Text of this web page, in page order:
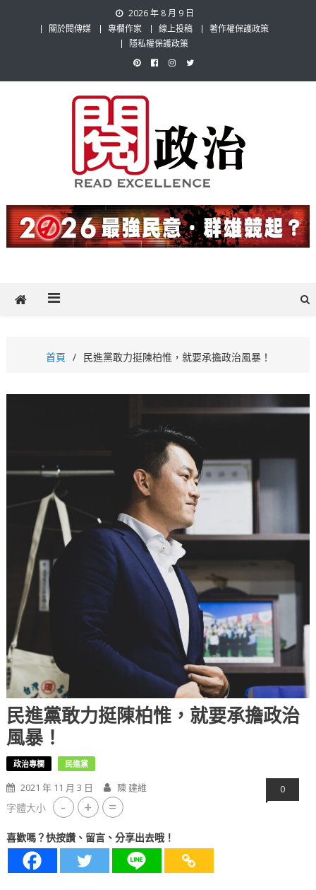
2026 年 8 月 9 日
關於閱傳媒
專欄作家 線上投稿
著作權保護政策
隱私權保護政策
閱政治 Read Gov News
題，也要專業評論，閱政治與多元的政治評論家與專欄作家邀稿合作，
讓讀者有最多元和專業的選擇。
首頁 民進黨敢力挺陳柏惟，就要承擔政治風暴！
民進黨敢力挺陳柏惟，就要承擔政治
風暴！
政治專欄 民進黨
2021 年 11 月 3 日 陳 建維 0
字體大小 - + =
喜歡嗎？快按讚、留言、分享出去哦！